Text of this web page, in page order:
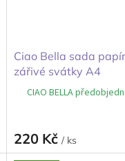
Ciao Bella sada
zářivé svátky A4
CIAO BELLA
220 Kč / ks